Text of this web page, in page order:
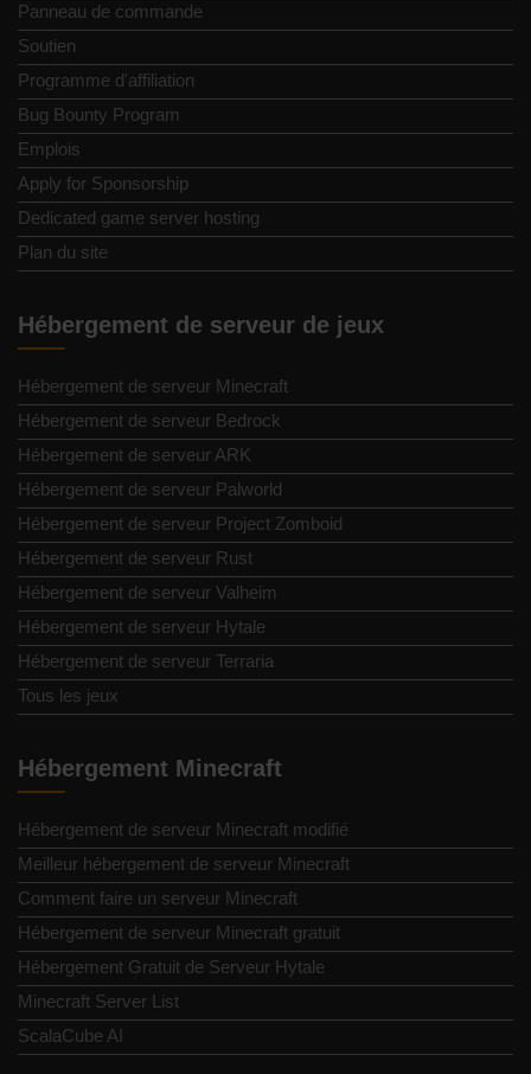
Panneau de commande
Soutien
Programme d'affiliation
Bug Bounty Program
Emplois
Apply for Sponsorship
Dedicated game server hosting
Plan du site
Hébergement de serveur de jeux
Hébergement de serveur Minecraft
Hébergement de serveur Bedrock
Hébergement de serveur ARK
Hébergement de serveur Palworld
Hébergement de serveur Project Zomboid
Hébergement de serveur Rust
Hébergement de serveur Valheim
Hébergement de serveur Hytale
Hébergement de serveur Terraria
Tous les jeux
Hébergement Minecraft
Hébergement de serveur Minecraft modifié
Meilleur hébergement de serveur Minecraft
Comment faire un serveur Minecraft
Hébergement de serveur Minecraft gratuit
Hébergement Gratuit de Serveur Hytale
Minecraft Server List
ScalaCube AI